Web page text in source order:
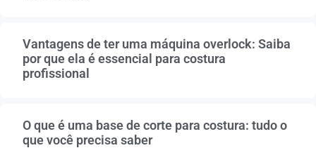
Vantagens de ter uma máquina overlock: Saiba
por que ela é essencial para costura
profissional
O que é uma base de corte para costura: tudo o
que você precisa saber